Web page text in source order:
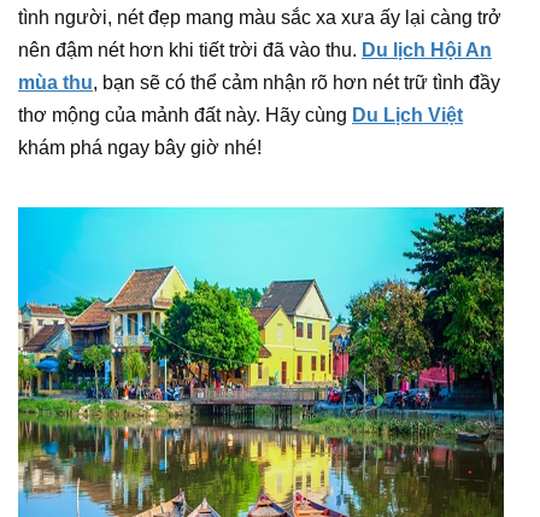
tình người, nét đẹp mang màu sắc xa xưa ấy lại càng trở
nên đậm nét hơn khi tiết trời đã vào thu. Du lịch Hội An
mùa thu, bạn sẽ có thể cảm nhận rõ hơn nét trữ tình đầy
thơ mộng của mảnh đất này. Hãy cùng Du Lịch Việt
khám phá ngay bây giờ nhé!